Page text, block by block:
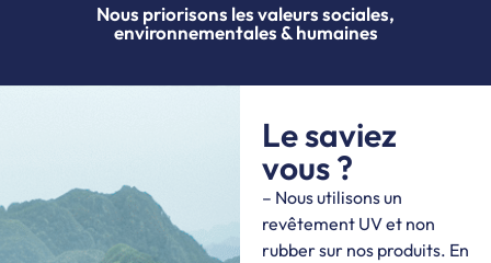
Nous priorisons les valeurs sociales,
environnementales & humaines
Le saviez
vous ?
– Nous utilisons un
revêtement UV et non
rubber sur nos produits. En